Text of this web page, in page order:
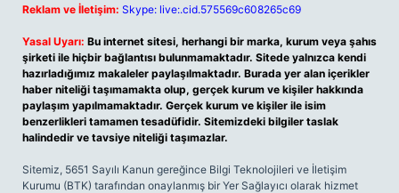
Reklam ve İletişim: Skype: live:.cid.575569c608265c69
Yasal Uyarı: Bu internet sitesi, herhangi bir marka, kurum veya şahıs
şirketi ile hiçbir bağlantısı bulunmamaktadır. Sitede yalnızca kendi
hazırladığımız makaleler paylaşılmaktadır. Burada yer alan içerikler
haber niteliği taşımamakta olup, gerçek kurum ve kişiler hakkında
paylaşım yapılmamaktadır. Gerçek kurum ve kişiler ile isim
benzerlikleri tamamen tesadüfidir. Sitemizdeki bilgiler taslak
halindedir ve tavsiye niteliği taşımazlar.
Sitemiz, 5651 Sayılı Kanun gereğince Bilgi Teknolojileri ve İletişim
Kurumu (BTK) tarafından onaylanmış bir Yer Sağlayıcı olarak hizmet